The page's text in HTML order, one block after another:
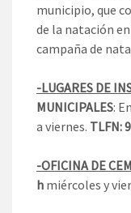
municipio, que
de la natación
campaña de
-LUGARES DE
MUNICIPALES:
a viernes. TLFN:
-OFICINA DE
h miércoles y